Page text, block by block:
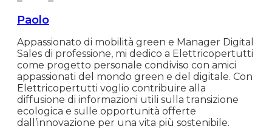
Paolo
Appassionato di mobilità green e Manager Digital
Sales di professione, mi dedico a Elettricopertutti
come progetto personale condiviso con amici
appassionati del mondo green e del digitale. Con
Elettricopertutti voglio contribuire alla
diffusione di informazioni utili sulla transizione
ecologica e sulle opportunità offerte
dall’innovazione per una vita più sostenibile.